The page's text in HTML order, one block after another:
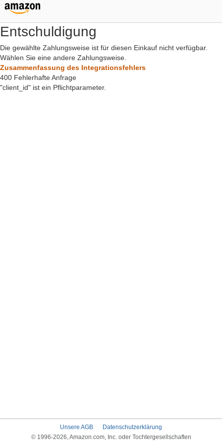
Entschuldigung
Die gewählte Zahlungsweise ist für diesen Einkauf nicht verfügbar.
Wählen Sie eine andere Zahlungsweise.
Zusammenfassung des Integrationsfehlers
400 Fehlerhafte Anfrage
"client_id" ist ein Pflichtparameter.
Unsere AGB
Datenschutzerklärung
© 1996-2026, Amazon.com, Inc. oder Tochtergesellschaften